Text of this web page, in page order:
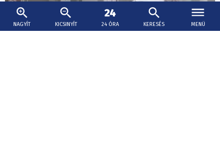
NAGYÍT KICSINYÍT 24 ÓRA KERESÉS MENÜ